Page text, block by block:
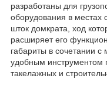
разработаны для
оборудования в местах
шток домкрата, ход
расширяет его
габариты в сочетании
удобным инструментом
такелажных и